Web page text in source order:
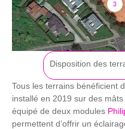
Disposition des
Tous les terrains bénéficient
installé en 2019 sur des
équipé de deux modules
permettent d’offrir un